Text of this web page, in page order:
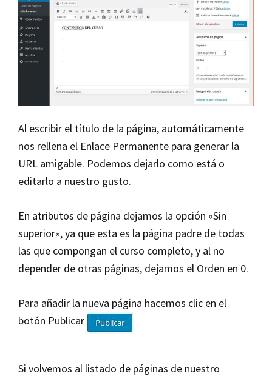
Al escribir el título de la página, automáticamente
nos rellena el Enlace Permanente para generar la
URL amigable. Podemos dejarlo como está o
editarlo a nuestro gusto.
En atributos de página dejamos la opción «Sin
superior», ya que esta es la página padre de todas
las que compongan el curso completo, y al no
depender de otras páginas, dejamos el Orden en 0.
Para añadir la nueva página hacemos clic en el
botón Publicar
Si volvemos al listado de páginas de nuestro